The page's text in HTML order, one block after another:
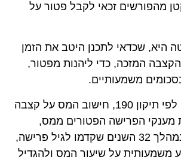
מהפורשים זכאי לקבל פטור על
היא, שכדאי לתכנן היטב את הזמן
המזכה, כדי ליהנות מפטור,
משמעותיים.
כדאי גם לדעת כי לפי תיקון 190, חישוב המס על קצבה
מענקי הפרישה הפטורים ממס,
ששולמו לפורש במהלך 32 השנים שקדמו לגיל פרישה,
משמעותית על שיעור המס ולהגדיל